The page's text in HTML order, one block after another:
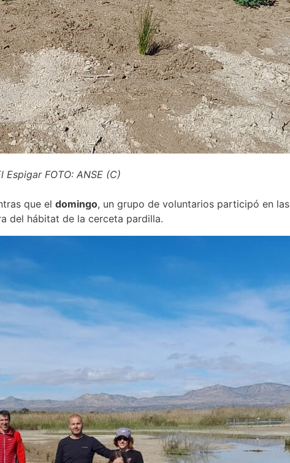
FOTO: ANSE (C)
que el domingo, un grupo de voluntarios participó en las
del hábitat de la cerceta pardilla.